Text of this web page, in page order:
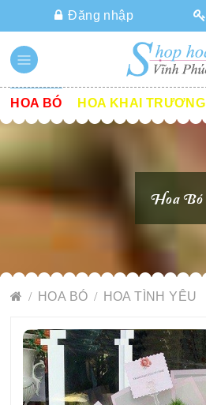
Đăng nhập
HOA BÓ HOA KHAI TRƯƠNG
Hoa Bó
HOA BÓ HOA TÌNH YÊU